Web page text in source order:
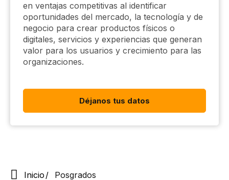
en ventajas competitivas al identificar
oportunidades del mercado, la tecnología y de
negocio para crear productos físicos o
digitales, servicios y experiencias que generan
valor para los usuarios y crecimiento para las
organizaciones.
Déjanos tus datos
Inicio
Posgrados